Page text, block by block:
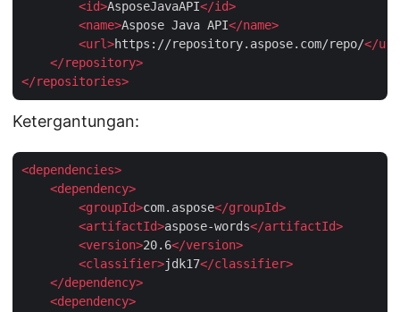
<id>AsposeJavaAPI</id>
<name>Aspose Java API</name>
<url>https://repository.aspose.com/repo/</url
</repository>
</repositories>
Ketergantungan:
<dependencies>
<dependency>
<groupId>com.aspose</groupId>
<artifactId>aspose-words</artifactId>
<version>20.6</version>
<classifier>jdk17</classifier>
</dependency>
<dependency>